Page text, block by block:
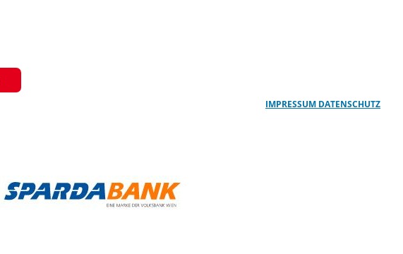
IMPRESSUM DATENSCHUTZ